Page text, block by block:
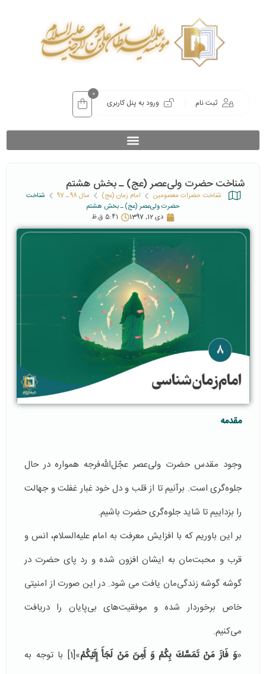
ثبت نام ورود به پنل کاربری
0
شناخت حضرت ولی‌عصر (عج) ـ بخش هشتم
شناخت حضرات معصومین امام زمان (عج) سال 98 ـ 97
شناخت
حضرت ولی‌عصر (عج) ـ بخش هشتم
دی 12, 1397
5:41 ق.ظ
مقدمه
وجود مقدس حضرت ولی‌عصر عجّل‌الله‌فرجه همواره در حال
جلوه‌گری است. برآنیم تا از قلب و دل خود غبار غفلت و جهالت
را بزداییم تا شاید جلوه‌گری حضرت باشیم.
بر این باوریم که با افزایش معرفت به امام علیه‌السلام، انس و
قرب و محبت‌مان به ایشان افزون شده و رد پای حضرت در
گوشه گوشه زندگی‌مان یافت می شود. در این صورت از امنیتی
خاص برخوردار شده و موفقیت‌های بی‌پایان را دریافت
می‌کنیم.
«وَ فَازَ مَنْ تَمَسَّكَ بِكُمْ وَ أَمِنَ مَنْ لَجَأَ إِلَيْكُمْ»
[1]
با توجه به